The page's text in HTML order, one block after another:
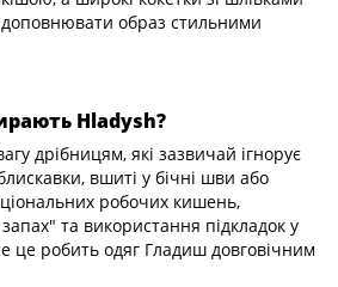
образ стильними
Hladysh?
дрібницям, які зазвичай ігнорує
вшиті у бічні шви або
робочих кишень,
та використання підкладок у
це робить одяг Гладиш довговічним